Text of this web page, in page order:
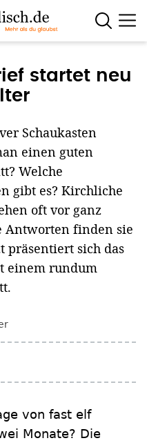
startet neu
Schaukasten
einen guten
Welche
gibt es? Kirchliche
oft vor ganz
Antworten finden sie
präsentiert sich das
einem rundum
von fast elf
Monate? Die